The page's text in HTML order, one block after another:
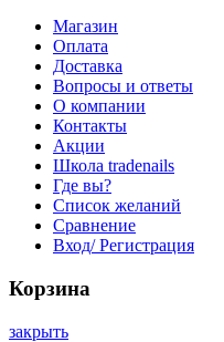
Магазин
Оплата
Доставка
Вопросы и ответы
О компании
Контакты
Акции
Школа tradenails
Где вы?
Список желаний
Сравнение
Вход/ Регистрация
Корзина
закрыть